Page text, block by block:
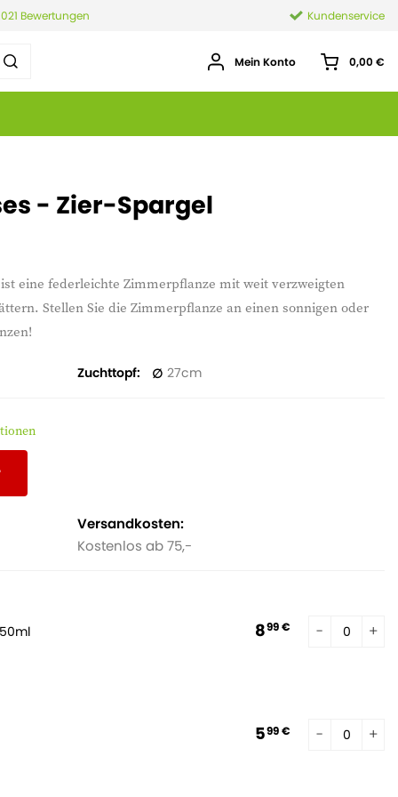
Bewertungen Kundenservice
Mein Konto 0,00 €
- Zier-Spargel
eine federleichte Zimmerpflanze mit weit verzweigten
Stellen Sie die Zimmerpflanze an einen sonnigen oder
Zuchttopf 27
Versandkosten:
Kostenlos ab 75,-
899 €
599 €